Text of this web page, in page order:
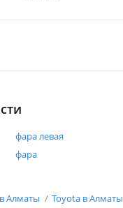
фара левая
фара
Алматы Toyota в Алматы